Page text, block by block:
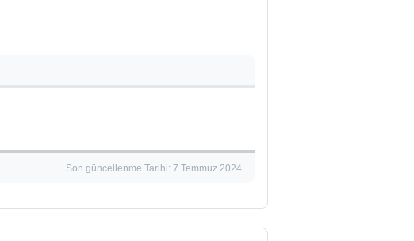
Son güncellenme Tarihi: 7 Temmuz 2024